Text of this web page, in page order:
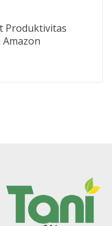
Produktivitas